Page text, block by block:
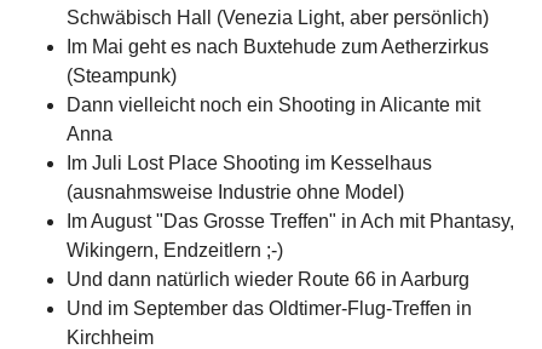
Schwäbisch Hall (Venezia Light, aber persönlich)
Im Mai geht es nach Buxtehude zum Aetherzirkus
(Steampunk)
Dann vielleicht noch ein Shooting in Alicante mit
Anna
Im Juli Lost Place Shooting im Kesselhaus
(ausnahmsweise Industrie ohne Model)
Im August "Das Grosse Treffen" in Ach mit Phantasy,
Wikingern, Endzeitlern ;-)
Und dann natürlich wieder Route 66 in Aarburg
Und im September das Oldtimer-Flug-Treffen in
Kirchheim